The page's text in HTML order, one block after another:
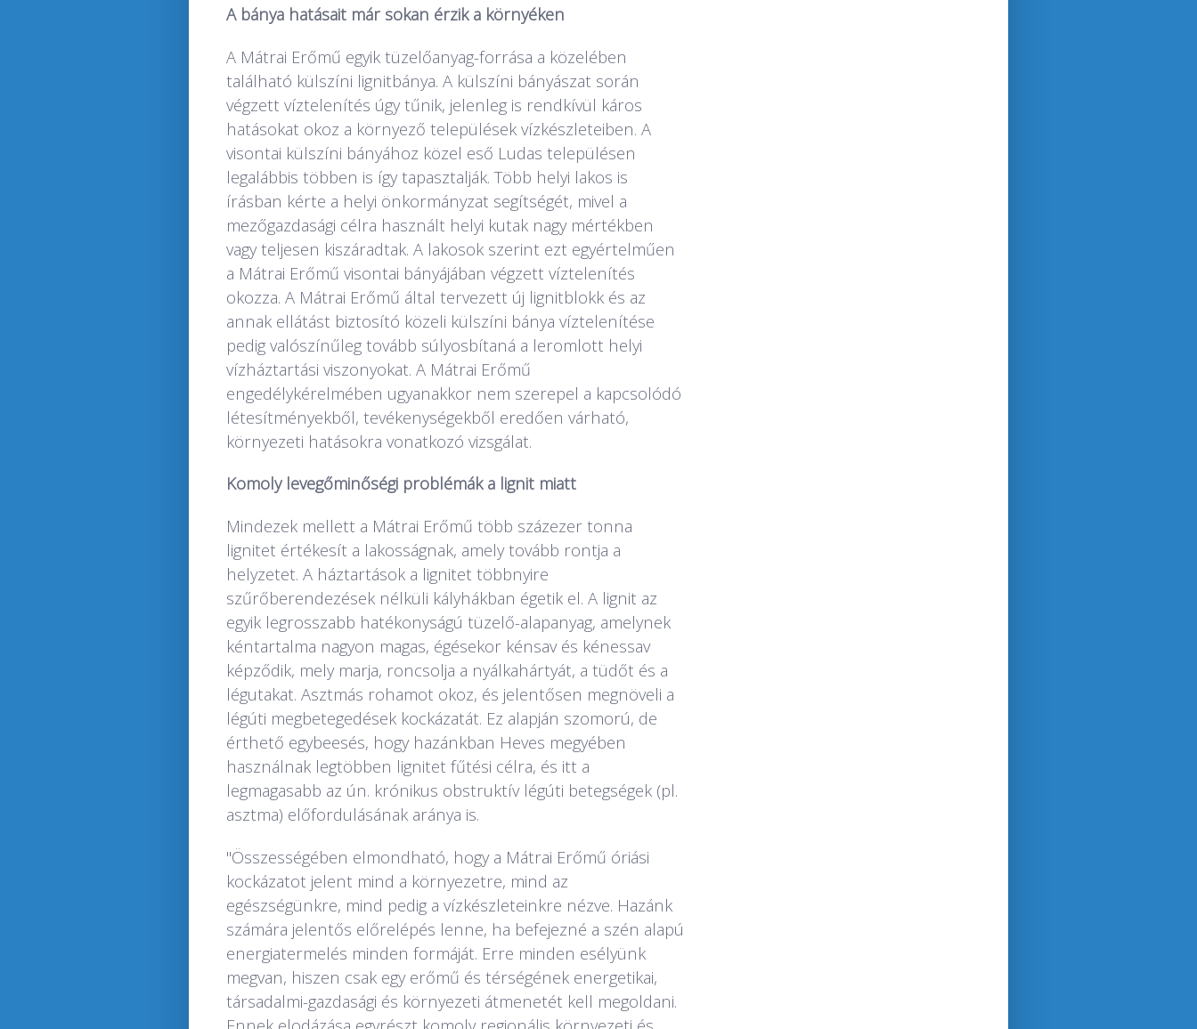
A bánya hatásait már sokan érzik a környéken
A Mátrai Erőmű egyik tüzelőanyag-forrása a közelében
található külszíni lignitbánya. A külszíni bányászat során
végzett víztelenítés úgy tűnik, jelenleg is rendkívül káros
hatásokat okoz a környező települések vízkészleteiben. A
visontai külszíni bányához közel eső Ludas településen
legalábbis többen is így tapasztalják. Több helyi lakos is
írásban kérte a helyi önkormányzat segítségét, mivel a
mezőgazdasági célra használt helyi kutak nagy mértékben
vagy teljesen kiszáradtak. A lakosok szerint ezt egyértelműen
a Mátrai Erőmű visontai bányájában végzett víztelenítés
okozza. A Mátrai Erőmű által tervezett új lignitblokk és az
annak ellátást biztosító közeli külszíni bánya víztelenítése
pedig valószínűleg tovább súlyosbítaná a leromlott helyi
vízháztartási viszonyokat. A Mátrai Erőmű
engedélykérelmében ugyanakkor nem szerepel a kapcsolódó
létesítményekből, tevékenységekből eredően várható,
környezeti hatásokra vonatkozó vizsgálat.
Komoly levegőminőségi problémák a lignit miatt
Mindezek mellett a Mátrai Erőmű több százezer tonna
lignitet értékesít a lakosságnak, amely tovább rontja a
helyzetet. A háztartások a lignitet többnyire
szűrőberendezések nélküli kályhákban égetik el. A lignit az
egyik legrosszabb hatékonyságú tüzelő-alapanyag, amelynek
kéntartalma nagyon magas, égésekor kénsav és kénessav
képződik, mely marja, roncsolja a nyálkahártyát, a tüdőt és a
légutakat. Asztmás rohamot okoz, és jelentősen megnöveli a
légúti megbetegedések kockázatát. Ez alapján szomorú, de
érthető egybeesés, hogy hazánkban Heves megyében
használnak legtöbben lignitet fűtési célra, és itt a
legmagasabb az ún. krónikus obstruktív légúti betegségek (pl.
asztma) előfordulásának aránya is.
"Összességében elmondható, hogy a Mátrai Erőmű óriási
kockázatot jelent mind a környezetre, mind az
egészségünkre, mind pedig a vízkészleteinkre nézve. Hazánk
számára jelentős előrelépés lenne, ha befejezné a szén alapú
energiatermelés minden formáját. Erre minden esélyünk
megvan, hiszen csak egy erőmű és térségének energetikai,
társadalmi-gazdasági és környezeti átmenetét kell megoldani.